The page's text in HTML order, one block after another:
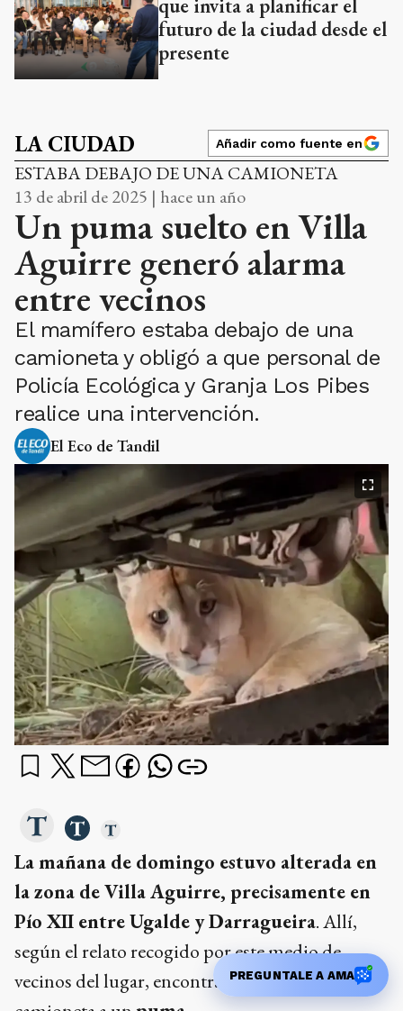
ESTABA DEBAJO DE UNA CAMIONETA
13 de abril de 2025 | hace un año
Un puma suelto en Villa
entre vecinos
El mamífero estaba debajo de una
camioneta y obligó a que personal de
Policía Ecológica y Granja Los Pibes
realice una intervención.
El Eco de Tandil
La mañana de domingo estuvo alterada en
la zona de Villa Aguirre, precisamente en
Pío XII entre Ugalde y Darragueira
vecinos del lugar, encontraron debajo de una
camioneta a un
puma
¿qué querés saber?
Dame un resumen
Ads
PREGUNTALE A AMA